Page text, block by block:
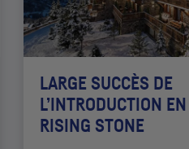
LARGE SUCCÈS DE
L’INTRODUCTION
RISING STONE